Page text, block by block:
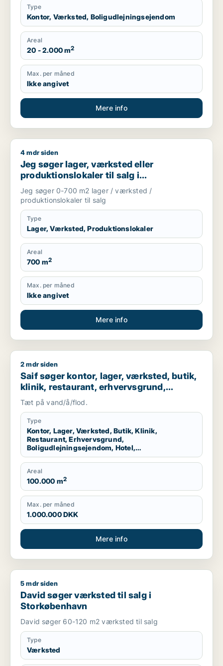
Type
Kontor, Værksted, Boligudlejningsejendom
Areal
20 - 2.000 m2
Max. per måned
Ikke angivet
Mere info
Jeg søger lager, værksted eller produktionslokaler til salg i
4 mdr siden
Jeg søger lager, værksted eller
produktionslokaler til salg i
Storkøbenhavn
Jeg søger 0-700 m2 lager / værksted /
produktionslokaler til salg
Type
Lager, Værksted, Produktionslokaler
Areal
700 m2
Max. per måned
Ikke angivet
Mere info
Saif søger kontor, lager, værksted, butik, klinik, restaurant,
2 mdr siden
Saif søger kontor, lager, værksted, butik,
klinik, restaurant, erhvervsgrund,
boligudlejningsejendom, hotel,
produktionslokaler eller garage til salg i
Storkøbenhavn
Tæt på vand/å/flod.
Type
Kontor, Lager, Værksted, Butik, Klinik,
Restaurant, Erhvervsgrund,
Boligudlejningsejendom, Hotel,
Produktionslokaler, Garage
Areal
100.000 m2
Max. per måned
1.000.000 DKK
Mere info
David søger værksted til salg i Storkøbenhavn
5 mdr siden
David søger værksted til salg i
Storkøbenhavn
David søger 60-120 m2 værksted til salg
Type
Værksted